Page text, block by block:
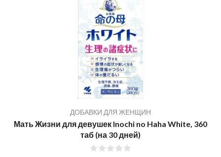
ДОБАВКИ ДЛЯ ЖЕНЩИН
Мать Жизни для девушек Inochi no Haha White, 360
таб (на 30 дней)